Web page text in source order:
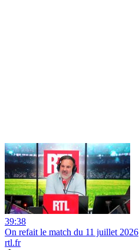
39:38
On refait le match du 11 juillet 2026
rtl.fr